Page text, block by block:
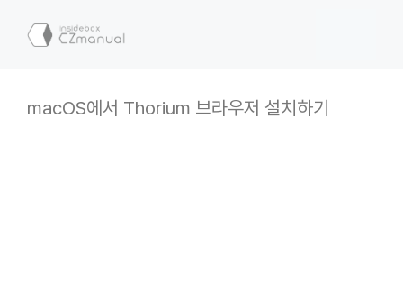
macOS에서 Thorium 브라우저 설치하기